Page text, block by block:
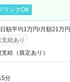
ランクOK
額平均1万円/月額21万円
給あり
給（規定あり）
分